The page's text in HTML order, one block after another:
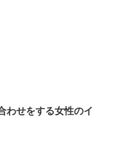
わせをする女性のイ